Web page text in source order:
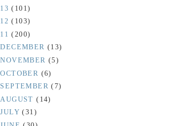
(101)
(103)
(200)
DECEMBER(13)
NOVEMBER(5)
OCTOBER (6)
SEPTEMBER(7)
AUGUST(14)
JULY(31)